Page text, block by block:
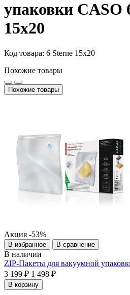
упаковки CASO
15х20
Код товара: 6 Sterne 15х20
Похожие товары
Похожие товары
Акция -53%
В избранное В сравнение
В наличии
ZIP-Пакеты для вакуумной
3 199 ₽ 1 498 ₽
В корзину